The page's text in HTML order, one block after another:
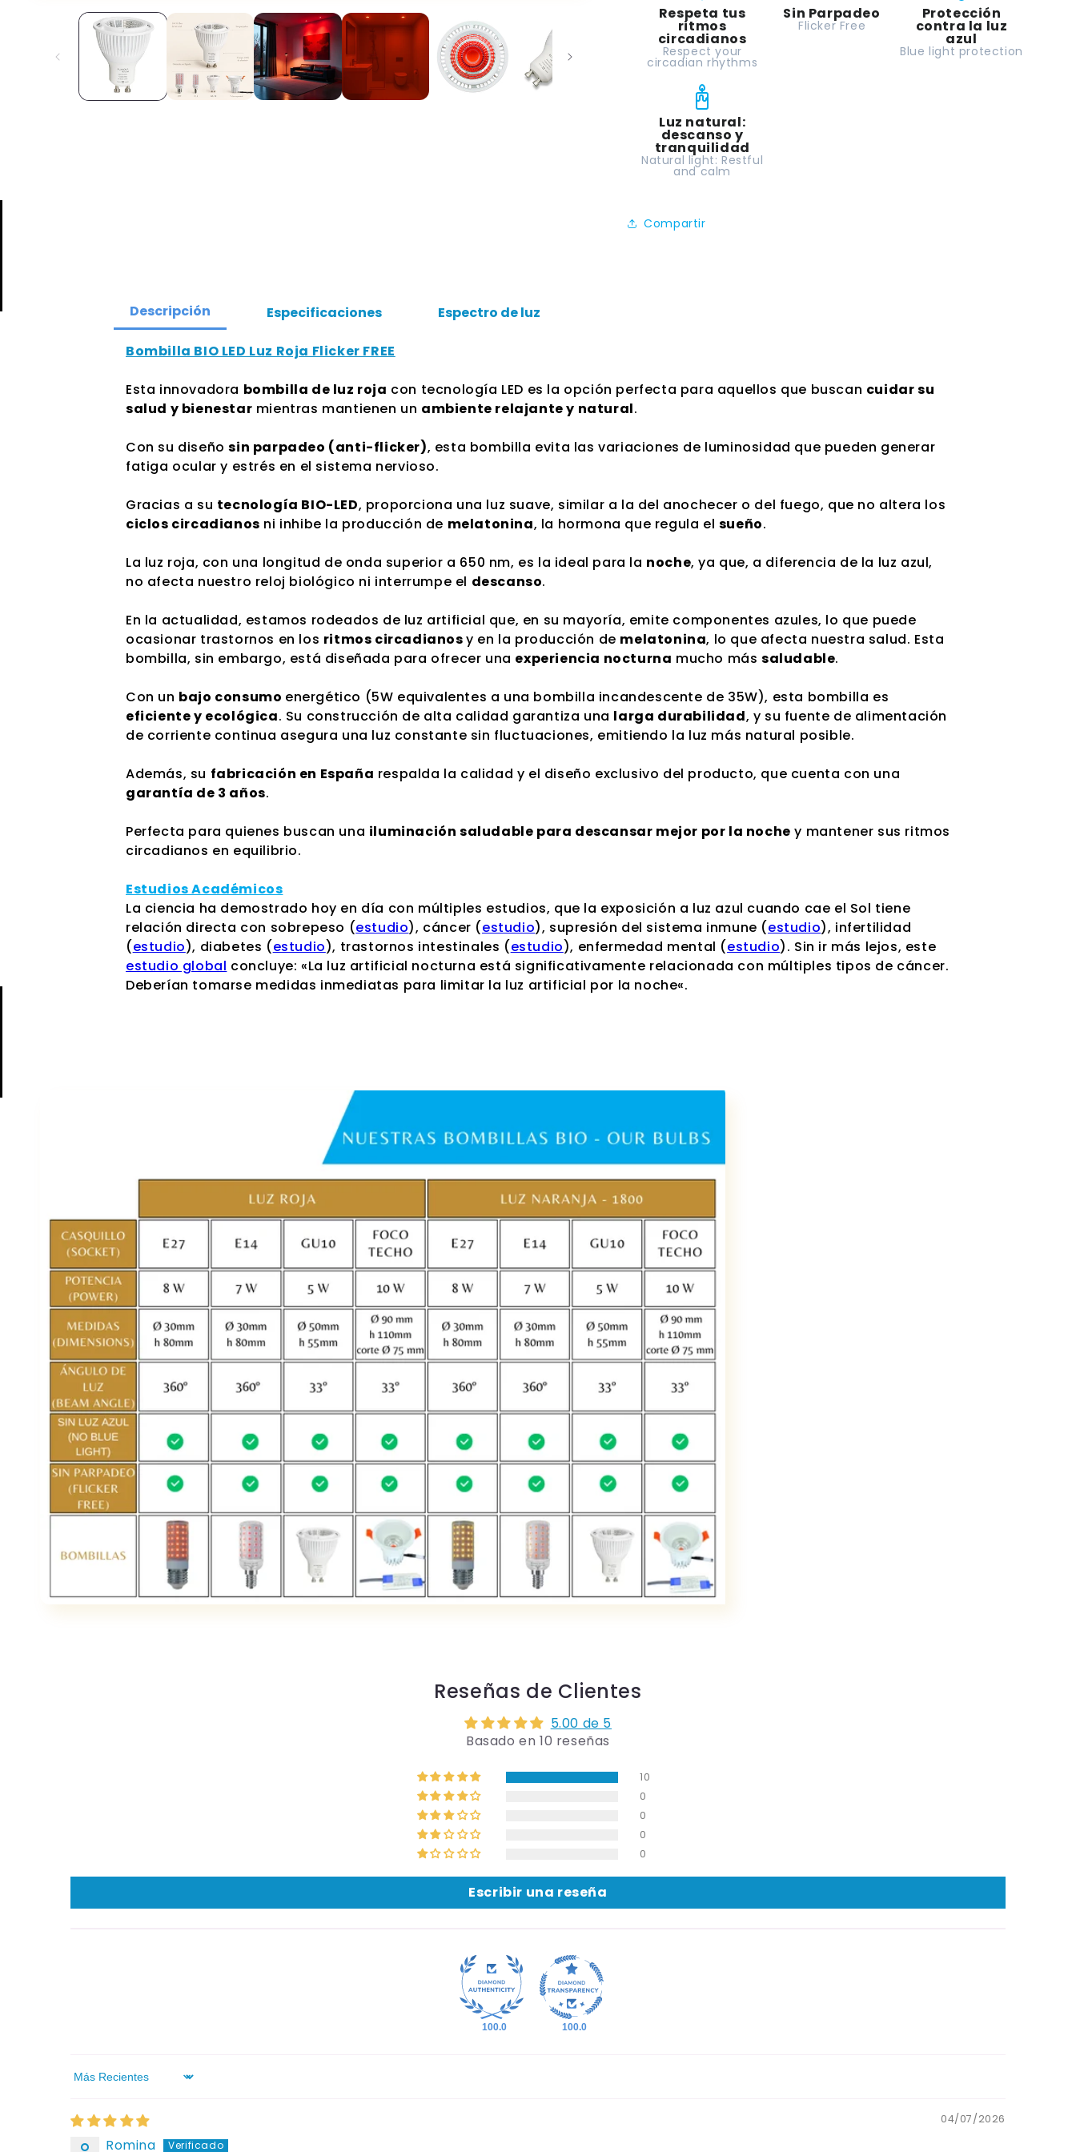
ventana
GU10
-
GU10
Respeta tus
ritmos
circadianos
Respect your
circadian rhythms
Sin Parpadeo
Flicker Free
Protección
contra la luz
azul
Blue light protection
Luz natural:
descanso y
tranquilidad
Natural light: Restful
and calm
Compartir
Descripción Especificaciones Espectro de luz
Bombilla BIO LED Luz Roja Flicker FREE
Esta innovadora bombilla de luz roja con tecnología LED es la opción perfecta para aquellos que buscan cuidar su
salud y bienestar mientras mantienen un ambiente relajante y natural.
Con su diseñosin parpadeo (anti-flicker), esta bombilla evita las variaciones de luminosidad que pueden generar
fatiga ocular y estrés en el sistema nervioso.
Gracias a su tecnología BIO-LED, proporciona una luz suave, similar a la del anochecer o del fuego, que no altera los
ciclos circadianos ni inhibe la producción de melatonina, la hormona que regula el sueño.
La luz roja, con una longitud de onda superior a 650 nm, es la ideal para la noche, ya que, a diferencia de la luz azul,
no afecta nuestro reloj biológico ni interrumpe el descanso.
En la actualidad, estamos rodeados de luz artificial que, en su mayoría, emite componentes azules, lo que puede
ocasionar trastornos en los ritmos circadianosy en la producción de melatonina, lo que afecta nuestra salud. Esta
bombilla, sin embargo, está diseñada para ofrecer una experiencia nocturna mucho mássaludable.
Con un bajo consumo energético (5W equivalentes a una bombilla incandescente de 35W), esta bombilla es
eficiente y ecológica. Su construcción de alta calidad garantiza una larga durabilidad, y su fuente de alimentación
de corriente continua asegura una luz constante sin fluctuaciones, emitiendo la luz más natural posible.
Además, su fabricación en España respalda la calidad y el diseño exclusivo del producto, que cuenta con una
garantía de 3 años.
Perfecta para quienes buscan una iluminación saludable para descansar mejor por la noche y mantener sus ritmos
circadianos en equilibrio.
Estudios Académicos
La ciencia ha demostrado hoy en día con múltiples estudios, que la exposición a luz azul cuando cae el Sol tiene
relación directa con sobrepeso (estudio), cáncer (estudio), supresión del sistema inmune (estudio), infertilidad
(estudio), diabetes (estudio), trastornos intestinales (estudio), enfermedad mental (estudio). Sin ir más lejos, este
estudio global concluye: «La luz artificial nocturna está significativamente relacionada con múltiples tipos de cáncer.
Deberían tomarse medidas inmediatas para limitar la luz artificial por la noche«.
Reseñas de Clientes
5.00 de 5
Basado en 10 reseñas
10
0
0
0
0
Escribir una reseña
100.0 100.0
Sort by
04/07/2026
Romina